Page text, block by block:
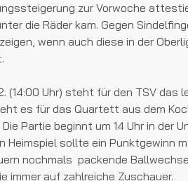
zur Vorwoche
die Räder kam. Gegen
wenn auch diese in der
(14:00 Uhr) steht für den TSV das
es für das Quartett aus dem
Partie beginnt um 14 Uhr in der
Heimspiel sollte ein Punktgewinn
nochmals packende
immer auf zahlreiche Zuschauer.